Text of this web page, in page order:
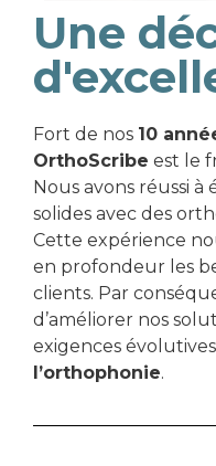
Une
Fort de nos 10
OrthoScribe est le
Nous avons réussi
solides avec des
Cette expérience
en profondeur les
clients. Par
d’améliorer nos
exigences
l’orthophonie.